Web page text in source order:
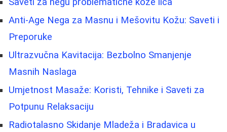
Anti-Age Nega za Masnu i Mešovitu Kožu: Saveti i
Preporuke
Ultrazvučna Kavitacija: Bezbolno Smanjenje
Masnih Naslaga
Umjetnost Masaže: Koristi, Tehnike i Saveti za
Potpunu Relaksaciju
Radiotalasno Skidanje Mladeža i Bradavica u